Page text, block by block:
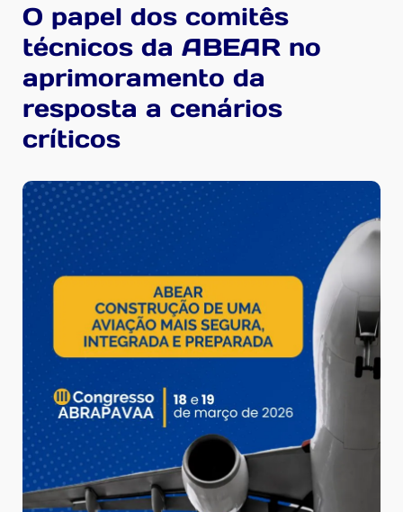
O papel dos comitês
técnicos da ABEAR no
aprimoramento da
resposta a cenários
críticos